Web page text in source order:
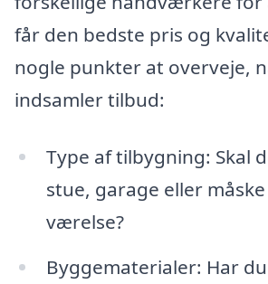
får den bedste pris og
nogle punkter at overveje,
indsamler tilbud:
Type af tilbygning: Skal
stue, garage eller
værelse?
Byggematerialer: Har